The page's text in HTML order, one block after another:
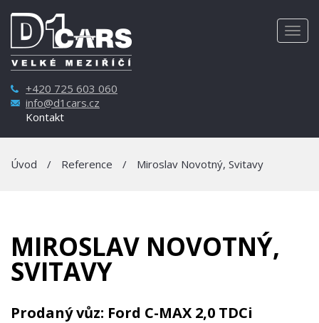
+420 725 603 060
info@d1cars.cz
Kontakt
Úvod / Reference / Miroslav Novotný, Svitavy
MIROSLAV NOVOTNÝ,
SVITAVY
Prodaný vůz: Ford C-MAX 2,0 TDCi